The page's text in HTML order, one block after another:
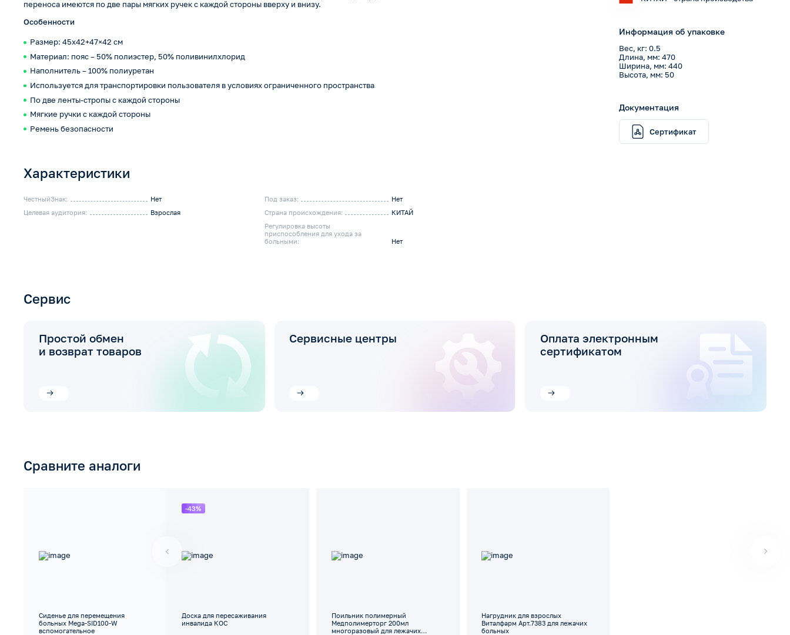
переноса имеются по две пары мягких ручек с каждой стороны вверху и внизу.
Особенности
Размер: 45х42+47×42 см
Материал: пояс – 50% полиэстер, 50% поливинилхлорид
Наполнитель – 100% полиуретан
Используется для транспортировки пользователя в условиях ограниченного пространства
По две ленты-стропы с каждой стороны
Мягкие ручки с каждой стороны
Ремень безопасности
Характеристики
ЧестныйЗнак:
Нет
Целевая аудитория:
Взрослая
Под заказ:
Нет
Страна происхождения:
КИТАЙ
Регулировка высоты
приспособления для ухода за
больными:
Нет
Информация об упаковке
Вес, кг: 0.5
Длина, мм: 470
Ширина, мм: 440
Высота, мм: 50
Документация
Сертификат
Сервис
Простой обмен
и возврат товаров
Сервисные центры
Оплата электронным
сертификатом
Сравните аналоги
Сиденье для перемещения
больных Mega-SID100-W
вспомогательное
-43%
Доска для пересаживания
инвалида КОС
Поильник полимерный
Медполимерторг 200мл
многоразовый для лежачих
Нагрудник для взрослых
Виталфарм Арт.7383 для лежачих
больных